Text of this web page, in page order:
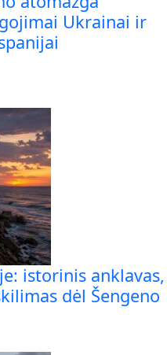
Ukrainai ir
istorinis anklavas,
dėl Šengeno